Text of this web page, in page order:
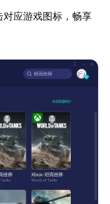
应游戏图标，畅享